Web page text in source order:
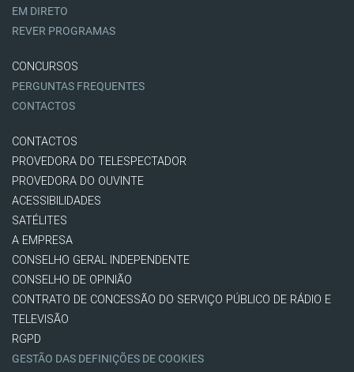
EM DIRETO
REVER PROGRAMAS
CONCURSOS
PERGUNTAS FREQUENTES
CONTACTOS
CONTACTOS
PROVEDORA DO TELESPECTADOR
PROVEDORA DO OUVINTE
ACESSIBILIDADES
SATÉLITES
A EMPRESA
CONSELHO GERAL INDEPENDENTE
CONSELHO DE OPINIÃO
CONTRATO DE CONCESSÃO DO SERVIÇO PÚBLICO DE RÁDIO E
TELEVISÃO
RGPD
GESTÃO DAS DEFINIÇÕES DE COOKIES